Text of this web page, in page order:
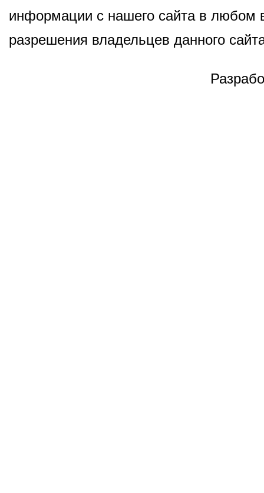
информации с нашего сайта в любом
разрешения владельцев данного